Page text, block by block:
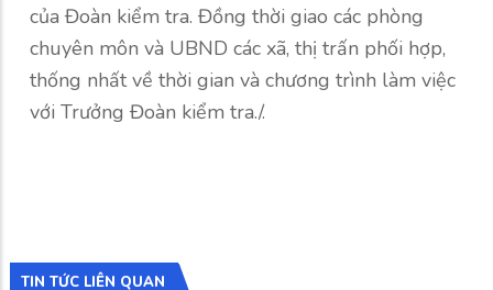
của Đoàn kiểm tra. Đồng thời giao các phòng
chuyên môn và UBND các xã, thị trấn phối hợp,
thống nhất về thời gian và chương trình làm việc
với Trưởng Đoàn kiểm tra./.
TIN TỨC LIÊN QUAN